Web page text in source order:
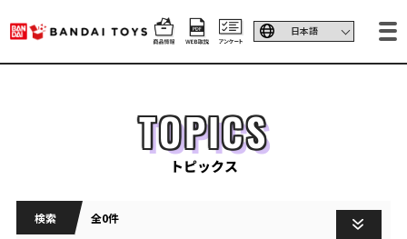
TOPICS
トピックス
検索 全0件